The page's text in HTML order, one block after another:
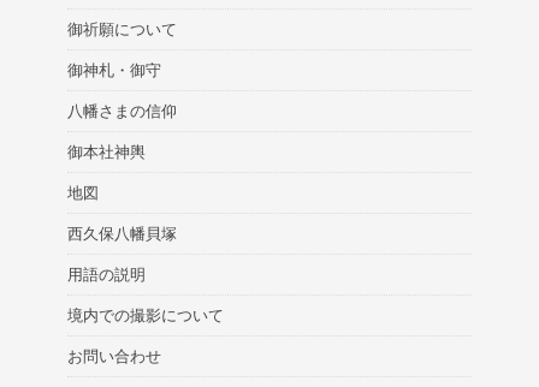
御祈願について
御神札・御守
八幡さまの信仰
御本社神輿
地図
西久保八幡貝塚
用語の説明
境内での撮影について
お問い合わせ